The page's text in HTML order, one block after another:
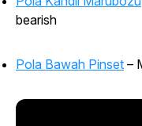
bearish
Pola Bawah Pinset –